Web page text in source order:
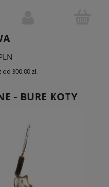
300,00 zł.
- BURE KOTY